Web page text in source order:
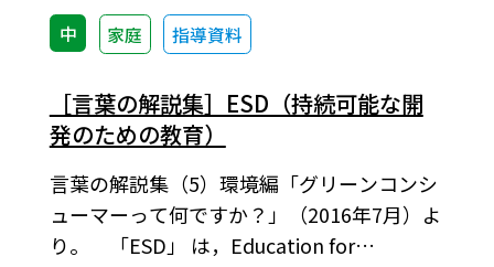
中 家庭 指導資料
［言葉の解説集］ESD（持続可能な開
発のための教育）
言葉の解説集（5）環境編「グリーンコンシ
ューマーって何ですか？」（2016年7月）よ
り。 「ESD」 は，Education for